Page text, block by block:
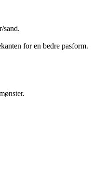
sand.
for en bedre pasform.